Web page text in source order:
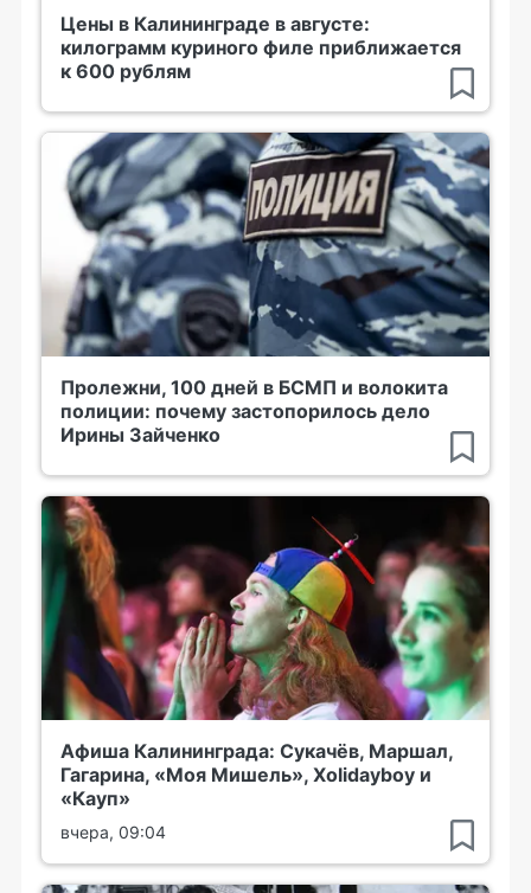
Цены в Калининграде в августе:
килограмм куриного филе приближается
к 600 рублям
Пролежни, 100 дней в БСМП и волокита
полиции: почему застопорилось дело
Ирины Зайченко
Афиша Калининграда: Сукачёв, Маршал,
Гагарина, «Моя Мишель», Xolidayboy и
«Кауп»
вчера, 09:04